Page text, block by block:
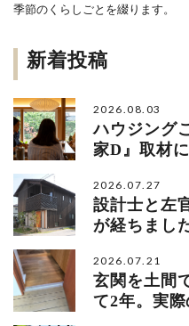
季節のくらしごとを綴ります。
新着投稿
2026.08.03
ハウジング
家D』取材
2026.07.27
設計士と左
が経ちまし
2026.07.21
玄関を土間
て2年。実際